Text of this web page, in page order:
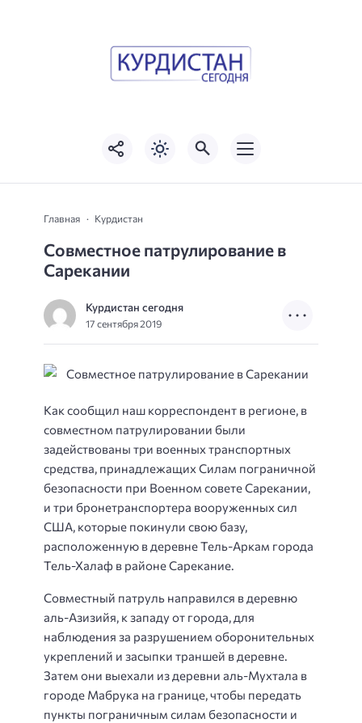
Главная Курдистан
Совместное патрулирование в
Сарекании
Курдистан сегодня
17 сентября 2019
Как сообщил наш корреспондент в регионе, в
совместном патрулировании были
задействованы три военных транспортных
средства, принадлежащих Силам пограничной
безопасности при Военном совете Сарекании,
и три бронетранспортера вооруженных сил
США, которые покинули свою базу,
расположенную в деревне Тель-Аркам города
Тель-Халаф в районе Сарекание.
Совместный патруль направился в деревню
аль-Азизийя, к западу от города, для
наблюдения за разрушением оборонительных
укреплений и засыпки траншей в деревне.
Затем они выехали из деревни аль-Мухтала в
городе Мабрука на границе, чтобы передать
пункты пограничным силам безопасности и